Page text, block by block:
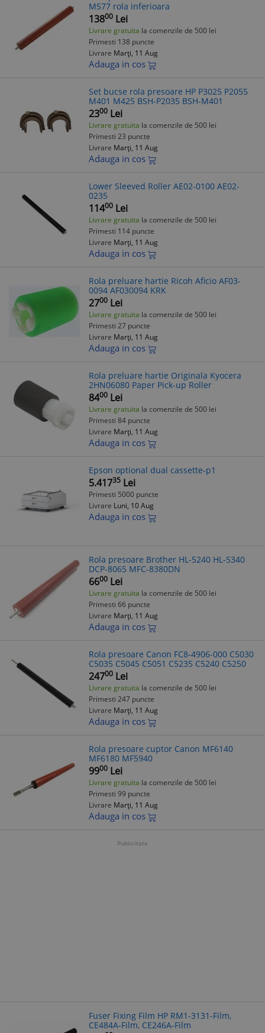
M577 rola inferioara
13800 Lei
Livrare gratuita la comenzile de 500 lei
Primesti 138 puncte
Livrare Marți, 11 Aug
Adauga in cos
Set bucse rola presoare HP P3025 P2055
M401 M425 BSH-P2035 BSH-M401
2300 Lei
Livrare gratuita la comenzile de 500 lei
Primesti 23 puncte
Livrare Marți, 11 Aug
Adauga in cos
Lower Sleeved Roller AE02-0100 AE02-
0235
11400 Lei
Livrare gratuita la comenzile de 500 lei
Primesti 114 puncte
Livrare Marți, 11 Aug
Adauga in cos
Rola preluare hartie Ricoh Aficio AF03-
0094 AF030094 KRK
2700 Lei
Livrare gratuita la comenzile de 500 lei
Primesti 27 puncte
Livrare Marți, 11 Aug
Adauga in cos
Rola preluare hartie Originala Kyocera
2HN06080 Paper Pick-up Roller
8400 Lei
Livrare gratuita la comenzile de 500 lei
Primesti 84 puncte
Livrare Marți, 11 Aug
Adauga in cos
Epson optional dual cassette-p1
5.41735 Lei
Primesti 5000 puncte
Livrare Luni, 10 Aug
Adauga in cos
Rola presoare Brother HL-5240 HL-5340
DCP-8065 MFC-8380DN
6600 Lei
Livrare gratuita la comenzile de 500 lei
Primesti 66 puncte
Livrare Marți, 11 Aug
Adauga in cos
Rola presoare Canon FC8-4906-000 C5030
C5035 C5045 C5051 C5235 C5240 C5250
24700 Lei
Livrare gratuita la comenzile de 500 lei
Primesti 247 puncte
Livrare Marți, 11 Aug
Adauga in cos
Rola presoare cuptor Canon MF6140
MF6180 MF5940
9900 Lei
Livrare gratuita la comenzile de 500 lei
Primesti 99 puncte
Livrare Marți, 11 Aug
Adauga in cos
Publicitate
Fuser Fixing Film HP RM1-3131-Film,
CE484A-Film, CE246A-Film